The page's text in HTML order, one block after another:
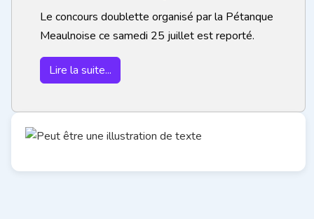
Le concours doublette organisé par la Pétanque
Meaulnoise ce samedi 25 juillet est reporté.
Lire la suite...